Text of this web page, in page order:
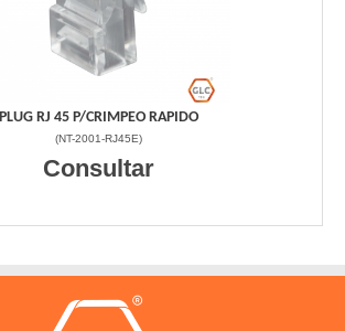
PLUG RJ 45 P/CRIMPEO RAPIDO
(NT-2001-RJ45E)
Consultar